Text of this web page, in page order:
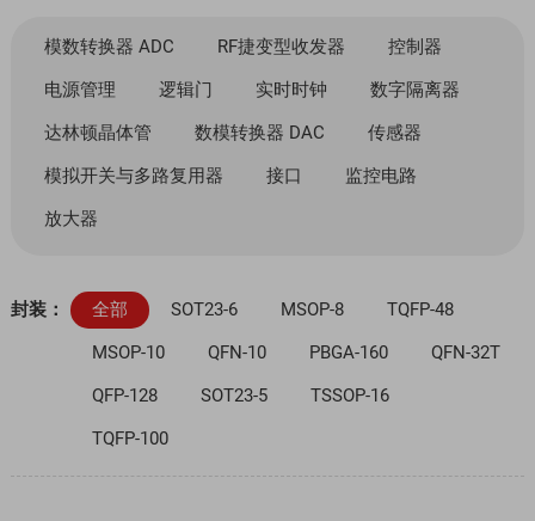
模数转换器 ADC RF捷变型收发器
控制器
电源管理
逻辑门 实时时钟
数字隔离器
达林顿晶体管
数模转换器 DAC
传感器
模拟开关与多路复用器
接口
监控电路
放大器
封装： 全部 SOT23-6 MSOP-8
TQFP-48
MSOP-10
QFN-10 PBGA-160
QFN-32T
QFP-128
SOT23-5
TSSOP-16
TQFP-100